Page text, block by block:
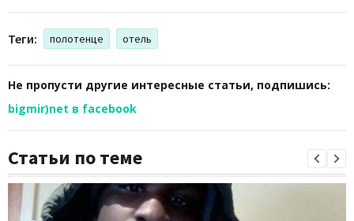
Теги: полотенце отель
Не пропусти другие интересные статьи, подпишись:
bigmir)net в facebook
Статьи по теме